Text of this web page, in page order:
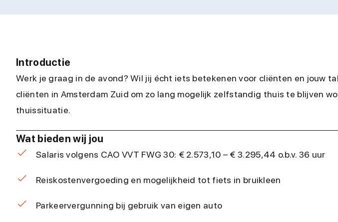
Introductie
Werk je graag in de avond? Wil jij écht iets betekenen voor cliënten en jouw
cliënten in Amsterdam Zuid om zo lang mogelijk zelfstandig thuis te blijven
thuissituatie.
Wat bieden wij jou
Salaris volgens CAO VVT FWG 30: € 2.573,10 – € 3.295,44 o.b.v. 36 uur
Reiskostenvergoeding en mogelijkheid tot fiets in bruikleen
Parkeervergunning bij gebruik van eigen auto